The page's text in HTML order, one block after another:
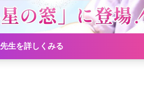
先生を詳しくみる